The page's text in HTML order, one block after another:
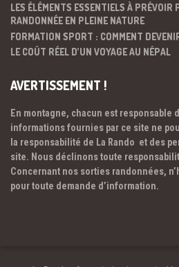
LES ÉLÉMENTS ESSENTIELS À PRÉVOIR
RANDONNÉE EN PLEINE NATURE
FORMATION SPORT : COMMENT
LE COÛT RÉEL D’UN VOYAGE AU NÉPAL
AVERTISSEMENT !
En montagne, chacun est responsable
informations fournies par ce site ne
la responsabilité de La Rando et des
site. Nous déclinons toute
Concernant nos sorties randonnées,
pour toute demande d’information.